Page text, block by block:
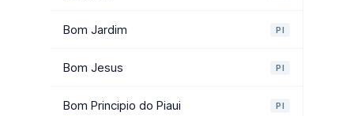
Bom Jardim PI
Bom Jesus PI
Bom Principio do Piaui PI